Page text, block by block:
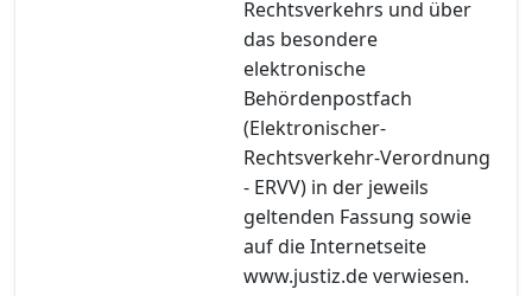
Rechtsverkehrs und über
das besondere
elektronische
Behördenpostfach
(Elektronischer-
Rechtsverkehr-Verordnung
- ERVV) in der jeweils
geltenden Fassung sowie
auf die Internetseite
www.justiz.de verwiesen.